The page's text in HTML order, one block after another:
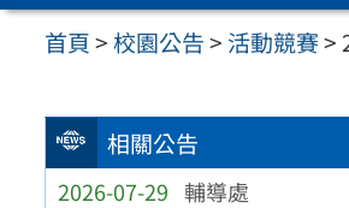
首頁>校園公告> 活動競賽>
相關公告
2026-07-29 輔導處